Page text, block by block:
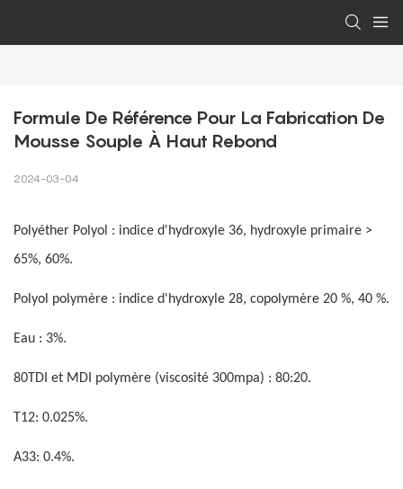
Formule De Référence Pour La Fabrication De
Mousse Souple À Haut Rebond
2024-03-04
Polyéther Polyol : indice d'hydroxyle 36, hydroxyle primaire >
65%, 60%.
Polyol polymère : indice d'hydroxyle 28, copolymère 20 %, 40 %.
Eau : 3%.
80TDI et MDI polymère (viscosité 300mpa) : 80:20.
T12: 0.025%.
A33: 0.4%.